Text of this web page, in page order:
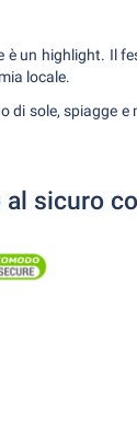
un highlight. Il
locale.
sole, spiagge
sicuro